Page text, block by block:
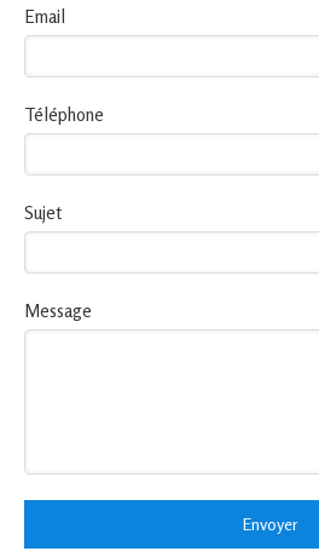
Email
Téléphone
Sujet
Message
Envoyer